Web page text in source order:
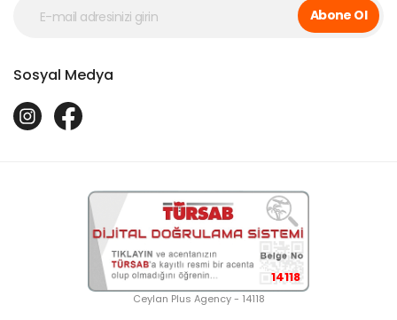
Abone Ol
Sosyal Medya
14118
Ceylan Plus Agency - 14118